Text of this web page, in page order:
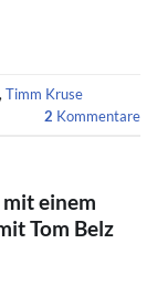
, Timm Kruse
2 Kommentare
einem
Tom Belz